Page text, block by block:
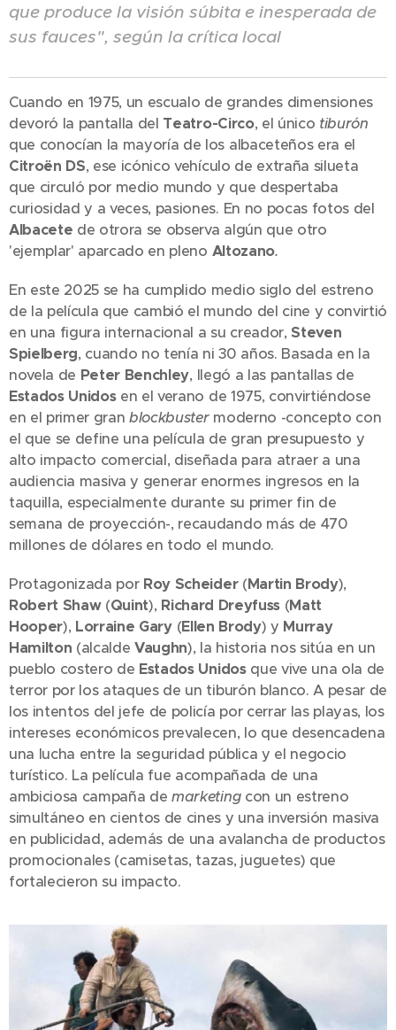
que produce la visión súbita e inesperada de
sus fauces", según la crítica local
Cuando en 1975, un escualo de grandes dimensiones
devoró la pantalla del Teatro-Circo, el único tiburón
que conocían la mayoría de los albaceteños era el
Citroën DS, ese icónico vehículo de extraña silueta
que circuló por medio mundo y que despertaba
curiosidad y a veces, pasiones. En no pocas fotos del
Albacete de otrora se observa algún que otro
'ejemplar' aparcado en pleno Altozano.
En este 2025 se ha cumplido medio siglo del estreno
de la película que cambió el mundo del cine y convirtió
en una figura internacional a su creador, Steven
Spielberg, cuando no tenía ni 30 años. Basada en la
novela de Peter Benchley, llegó a las pantallas de
Estados Unidos en el verano de 1975, convirtiéndose
en el primer granblockbustermoderno -concepto con
el que se define una película de gran presupuesto y
alto impacto comercial, diseñada para atraer a una
audiencia masiva y generar enormes ingresos en la
taquilla, especialmente durante su primer fin de
semana de proyección-, recaudando más de 470
millones de dólares en todo el mundo.
Protagonizada por Roy Scheider(Martin Brody),
Robert Shaw(Quint), Richard Dreyfuss(Matt
Hooper), Lorraine Gary(Ellen Brody) y Murray
Hamilton (alcaldeVaughn), la historia nos sitúa en un
pueblo costero de Estados Unidosque vive una ola de
terror por los ataques de un tiburón blanco. A pesar de
los intentos del jefe de policía por cerrar las playas, los
intereses económicos prevalecen, lo que desencadena
una lucha entre la seguridad pública y el negocio
turístico. La película fue acompañada de una
ambiciosa campaña demarketingcon un estreno
simultáneo en cientos de cines y una inversión masiva
en publicidad, además de una avalancha de productos
promocionales (camisetas, tazas, juguetes) que
fortalecieron su impacto.